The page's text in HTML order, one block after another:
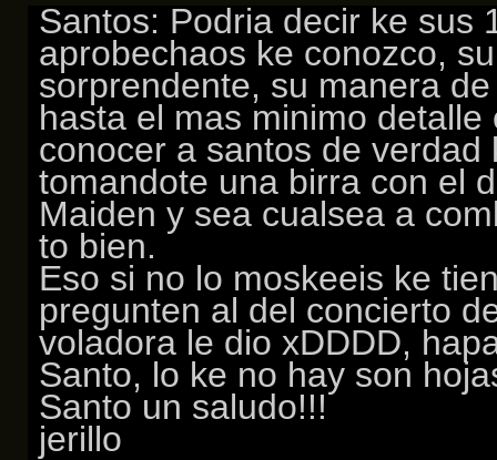
Santos: Podria decir ke sus
aprobechaos ke conozco,
sorprendente, su manera
hasta el mas minimo
conocer a santos de
tomandote una birra con el
Maiden y sea cualsea a
to bien.
Eso si no lo moskeeis ke
pregunten al del concierto
voladora le dio xDDDD,
Santo, lo ke no hay son
Santo un saludo!!!
jerillo